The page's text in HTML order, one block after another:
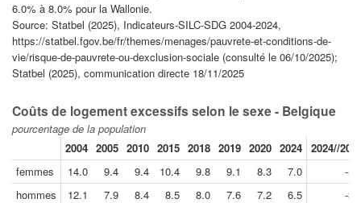
6.0% à 8.0% pour la Wallonie.
Source: Statbel (2025), Indicateurs-SILC-SDG 2004-2024,
https://statbel.fgov.be/fr/themes/menages/pauvrete-et-conditions-de-
vie/risque-de-pauvrete-ou-dexclusion-sociale (consulté le 06/10/2025);
Statbel (2025), communication directe 18/11/2025
Coûts de logement excessifs selon le sexe - Belgique
pourcentage de la population
2004 2005 2010 2015 2018 2019 2020 2024 2024//
femmes
14.0 9.4 9.4 10.4 9.8 9.1 8.3 7.0
-
hommes
12.1 7.9 8.4 8.5 8.0 7.6 7.2 6.5
-